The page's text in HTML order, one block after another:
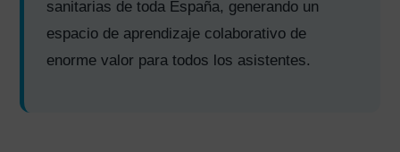
sanitarias de toda España, generando un
espacio de aprendizaje colaborativo de
enorme valor para todos los asistentes.